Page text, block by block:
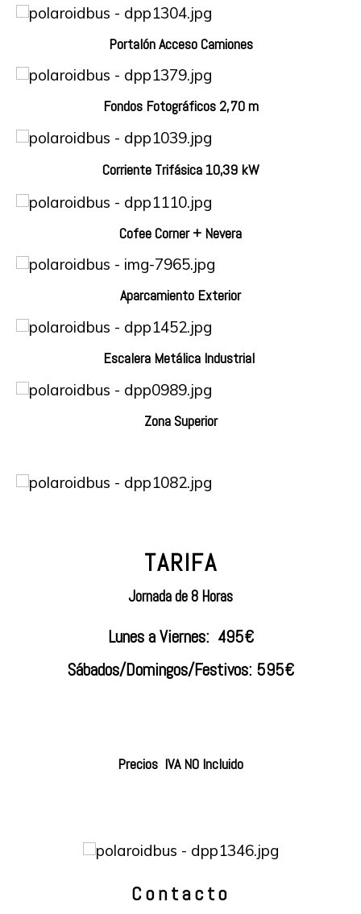
Portalón Acceso Camiones
Fondos Fotográficos 2,70 m
Corriente Trifásica 10,39 kW
Cofee Corner + Nevera
Aparcamiento Exterior
Escalera Metálica Industrial
Zona Superior
TARIFA
Jornada de 8 Horas
Lunes a Viernes: 495€
Sábados/Domingos/Festivos: 595€
Precios IVA NO Incluido
Contacto